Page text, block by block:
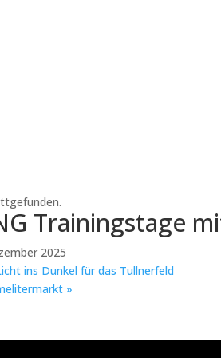
Trainingstage
2025
ins Dunkel für das Tullnerfeld
»